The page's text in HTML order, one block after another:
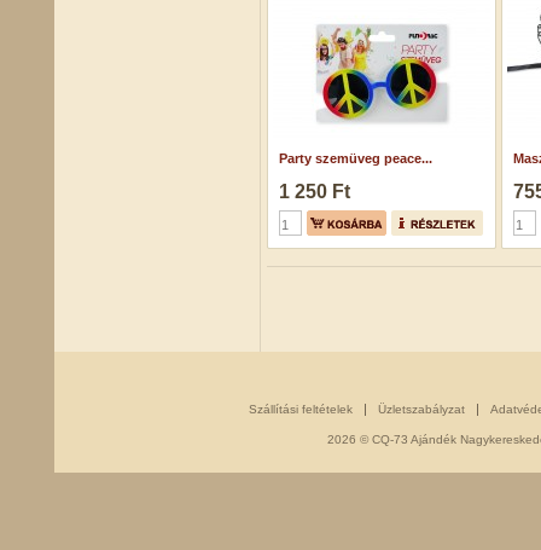
Party szemüveg peace...
1 250 Ft
Szállítási feltételek Üzletszabályzat
2026 © CQ-73 Ajándék